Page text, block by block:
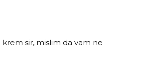
sir, mislim da vam ne